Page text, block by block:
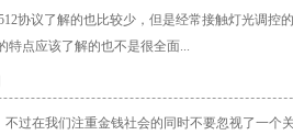
协议了解的也比较少，但是经常接触灯光调控
特点应该了解的也不是很全面...
过在我们注重金钱社会的同时不要忽视了一个